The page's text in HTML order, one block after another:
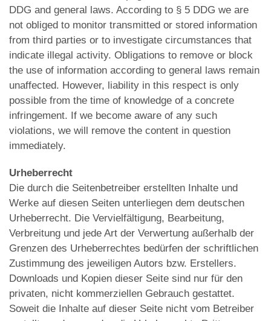
DDG and general laws. According to § 5 DDG we are
not obliged to monitor transmitted or stored information
from third parties or to investigate circumstances that
indicate illegal activity. Obligations to remove or block
the use of information according to general laws remain
unaffected. However, liability in this respect is only
possible from the time of knowledge of a concrete
infringement. If we become aware of any such
violations, we will remove the content in question
immediately.
Urheberrecht
Die durch die Seitenbetreiber erstellten Inhalte und
Werke auf diesen Seiten unterliegen dem deutschen
Urheberrecht. Die Vervielfältigung, Bearbeitung,
Verbreitung und jede Art der Verwertung außerhalb der
Grenzen des Urheberrechtes bedürfen der schriftlichen
Zustimmung des jeweiligen Autors bzw. Erstellers.
Downloads und Kopien dieser Seite sind nur für den
privaten, nicht kommerziellen Gebrauch gestattet.
Soweit die Inhalte auf dieser Seite nicht vom Betreiber